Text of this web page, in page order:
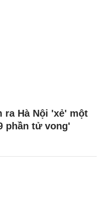
ra Hà Nội 'xẻ' một
phần tử vong'